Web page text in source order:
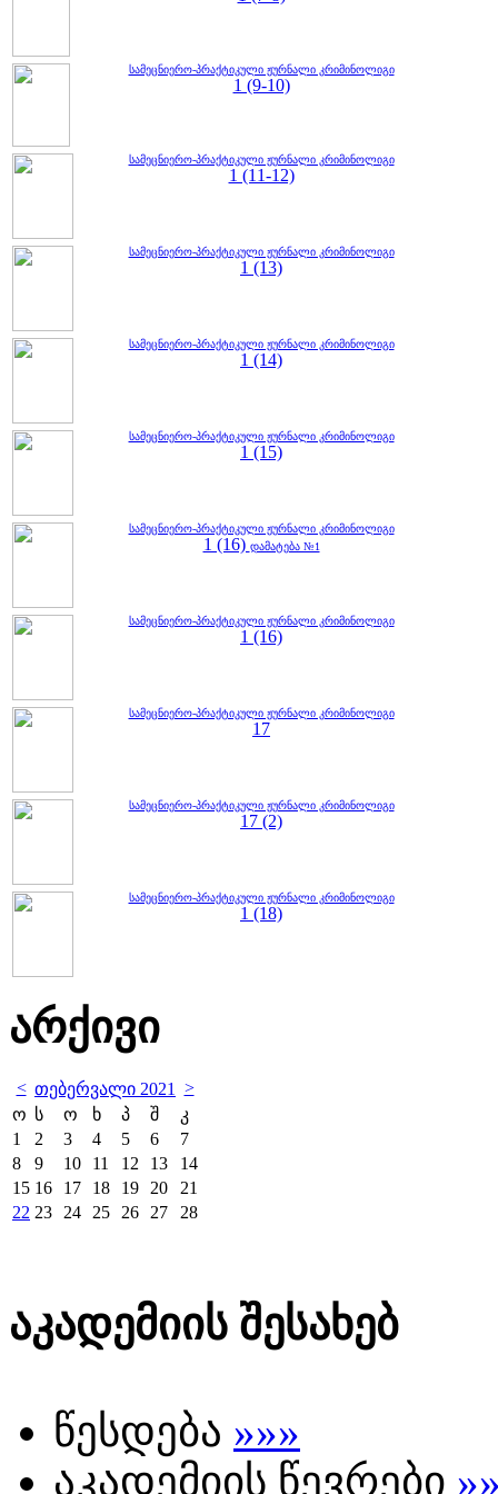
სამეცნიერო-პრაქტიკული ჟურნალი კრიმინოლიგი
1 (9-10)
სამეცნიერო-პრაქტიკული ჟურნალი კრიმინოლიგი
1 (11-12)
სამეცნიერო-პრაქტიკული ჟურნალი კრიმინოლიგი
1 (13)
სამეცნიერო-პრაქტიკული ჟურნალი კრიმინოლიგი
1 (14)
სამეცნიერო-პრაქტიკული ჟურნალი კრიმინოლიგი
1 (15)
სამეცნიერო-პრაქტიკული ჟურნალი კრიმინოლიგი
1 (16) დამატება №1
სამეცნიერო-პრაქტიკული ჟურნალი კრიმინოლიგი
1 (16)
სამეცნიერო-პრაქტიკული ჟურნალი კრიმინოლიგი
17
სამეცნიერო-პრაქტიკული ჟურნალი კრიმინოლიგი
17 (2)
სამეცნიერო-პრაქტიკული ჟურნალი კრიმინოლიგი
1 (18)
არქივი
< თებერვალი 2021
>
ო ს ო ხ პ შ
კ
1
2 3 4 5 6
7
8
9 10 11 12 13
14
15 16 17 18 19 20
21
22 23 24 25 26 27 28
აკადემიის შესახებ
წესდება »»»
აკადემიის წევრები